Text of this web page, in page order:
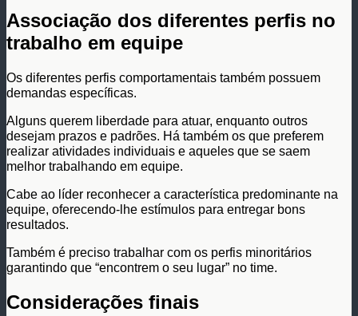
Associação dos diferentes perfis no
trabalho em equipe
Os diferentes perfis comportamentais também possuem
demandas específicas.
Alguns querem liberdade para atuar, enquanto outros
desejam prazos e padrões. Há também os que preferem
realizar atividades individuais e aqueles que se saem
melhor trabalhando em equipe.
Cabe ao líder reconhecer a característica predominante na
equipe, oferecendo-lhe estímulos para entregar bons
resultados.
Também é preciso trabalhar com os perfis minoritários
garantindo que “encontrem o seu lugar” no time.
Considerações finais